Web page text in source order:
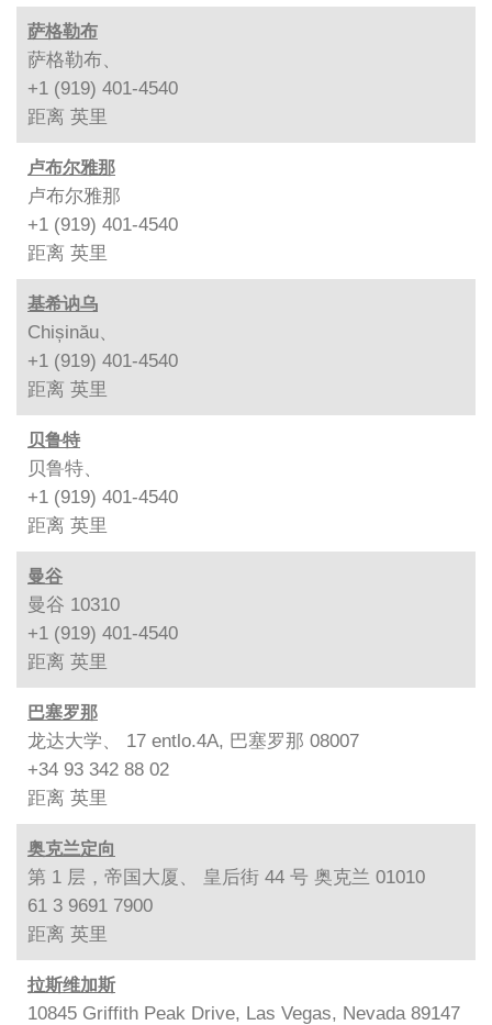
萨格勒布
萨格勒布、
+1 (919) 401-4540
距离 英里
卢布尔雅那
卢布尔雅那
+1 (919) 401-4540
距离 英里
基希讷乌
Chișinău、
+1 (919) 401-4540
距离 英里
贝鲁特
贝鲁特、
+1 (919) 401-4540
距离 英里
曼谷
曼谷 10310
+1 (919) 401-4540
距离 英里
巴塞罗那
龙达大学、 17 entlo.4A, 巴塞罗那 08007
+34 93 342 88 02
距离 英里
奥克兰定向
第 1 层，帝国大厦、 皇后街 44 号 奥克兰 01010
61 3 9691 7900
距离 英里
拉斯维加斯
10845 Griffith Peak Drive, Las Vegas, Nevada 89147